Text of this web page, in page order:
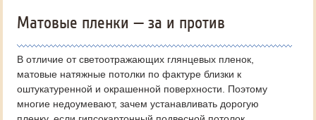
Матовые пленки — за и против
В отличие от светоотражающих глянцевых пленок,
матовые натяжные потолки по фактуре близки к
оштукатуренной и окрашенной поверхности. Поэтому
многие недоумевают, зачем устанавливать дорогую